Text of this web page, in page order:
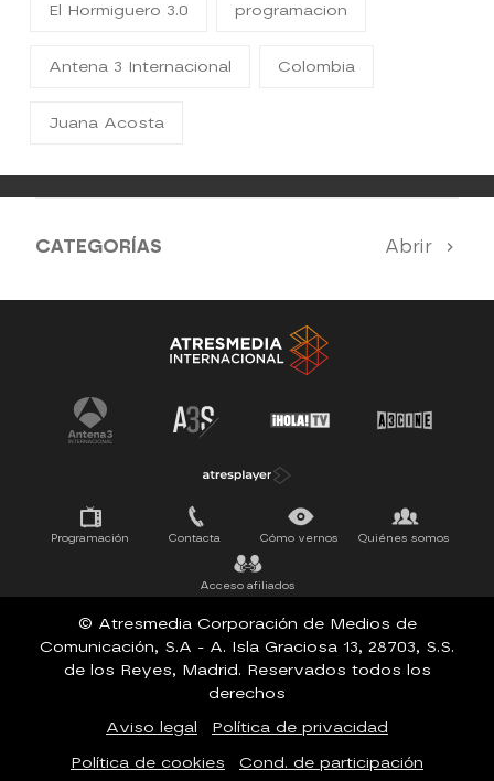
El Hormiguero 3.0 programacion
Antena 3 Internacional Colombia
Juana Acosta
CATEGORÍAS Abrir
Antena 3 Noticias El Hormiguero
Tu cara me suena Pasapalabra
Programación Contacta Cómo vernos Quiénes somos
Acceso afiliados
© Atresmedia Corporación de Medios de
Comunicación, S.A - A. Isla Graciosa 13, 28703, S.S.
de los Reyes, Madrid. Reservados todos los
derechos
Aviso legal
Política de privacidad
Política de cookies
Cond. de participación